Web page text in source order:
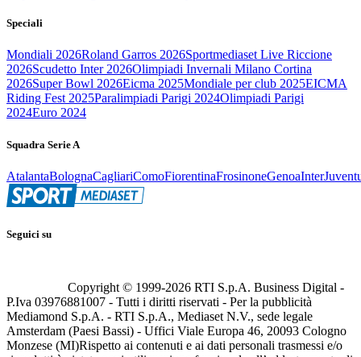
Speciali
Mondiali 2026Roland Garros 2026Sportmediaset Live Riccione
2026Scudetto Inter 2026Olimpiadi Invernali Milano Cortina
2026Super Bowl 2026Eicma 2025Mondiale per club 2025EICMA
Riding Fest 2025Paralimpiadi Parigi 2024Olimpiadi Parigi
2024Euro 2024
Squadra Serie A
AtalantaBolognaCagliariComoFiorentinaFrosinoneGenoaInter
Seguici su
Copyright © 1999-2026 RTI S.p.A. Business Digital -
P.Iva 03976881007 - Tutti i diritti riservati - Per la pubblicità
Mediamond S.p.A. - RTI S.p.A., Mediaset N.V., sede legale
Amsterdam (Paesi Bassi) - Uffici Viale Europa 46, 20093 Cologno
Monzese (MI)Rispetto ai contenuti e ai dati personali trasmessi e/o